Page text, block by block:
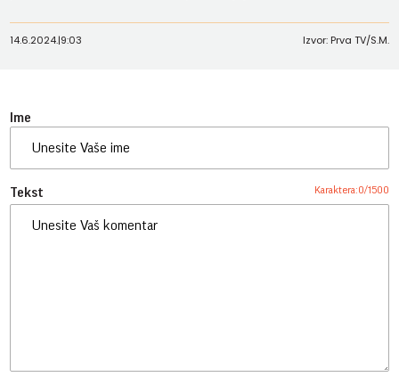
14.6.2024.|9:03 Izvor: Prva TV/S.M.
Ime
Tekst Karaktera:0/1500